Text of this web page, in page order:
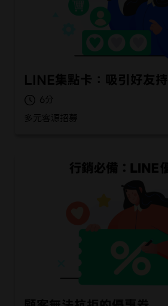
LINE集點卡：吸引好友
6
多元客源招募